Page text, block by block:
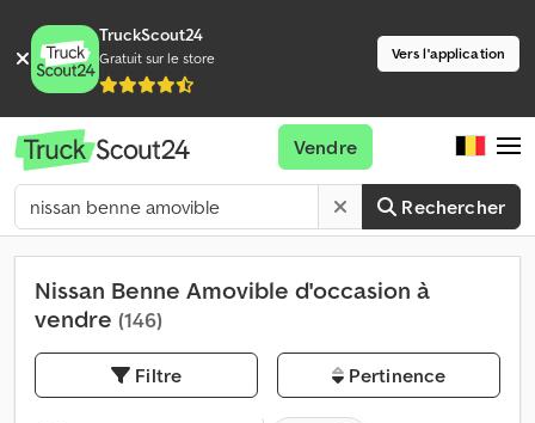
TruckScout24
Gratuit sur le store Vers l'application
Rechercher
Vendre
Nissan Benne Amovible d'occasion à
vendre (146)
Filtre Pertinence